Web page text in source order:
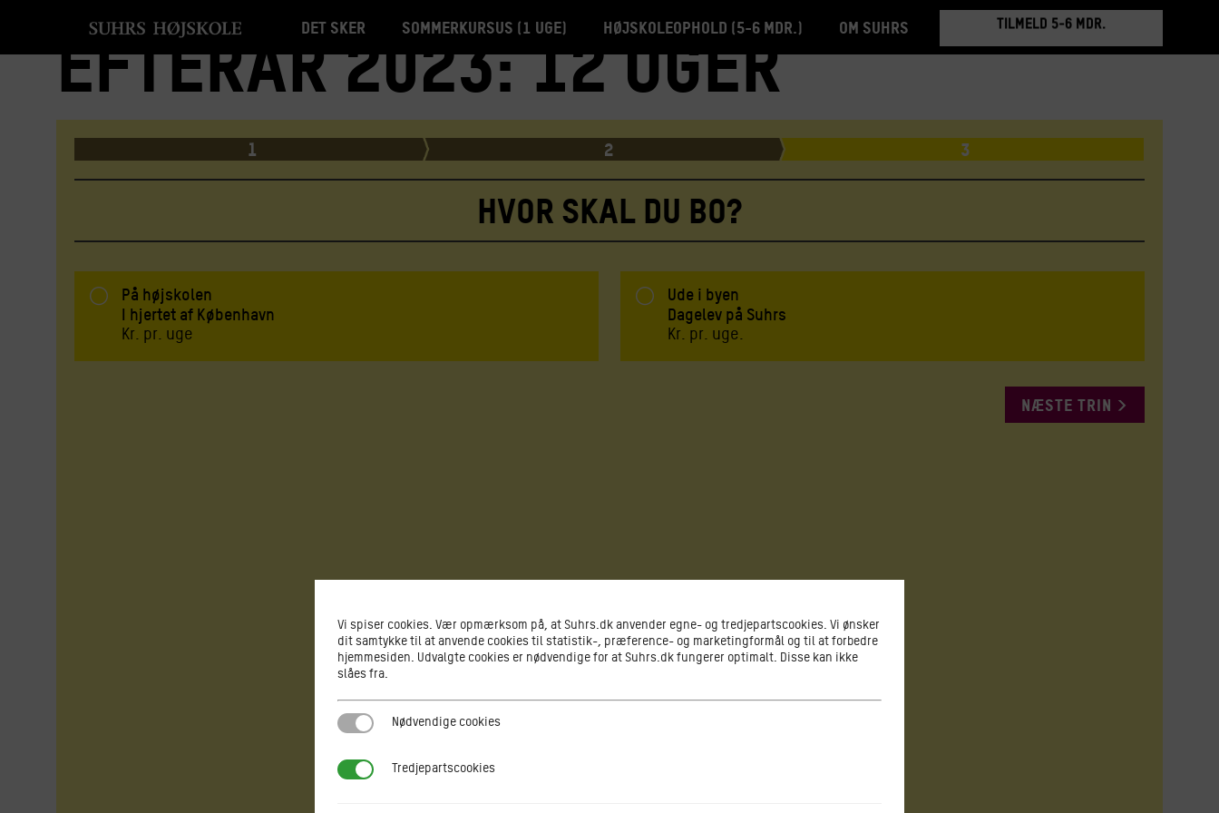
Det sker Sommerkursus (1 uge) Højskoleophold (5-6 mdr.) Om Suhrs
BOOK RUNDVISNING
Efterår 2023: 12 uger
1 2 3
HVOR SKAL DU BO?
På højskolen
I hjertet af København
Kr. pr. uge
Ude i byen
Dagelev på Suhrs
Kr. pr. uge.
NÆSTE TRIN
Vi spiser cookies. Vær opmærksom på, at Suhrs.dk anvender egne- og tredjepartscookies. Vi ønsker
dit samtykke til at anvende cookies til statistik-, præference- og marketingformål og til at forbedre
hjemmesiden. Udvalgte cookies er nødvendige for at Suhrs.dk fungerer optimalt. Disse kan ikke
slåes fra.
Nødvendige cookies
Nødvendige cookies
Tredjepartscookies
Tredjepartscookies